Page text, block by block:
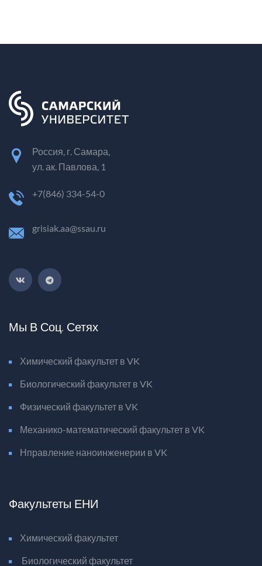
Россия, г. Самара,
ул. ак. Павлова, 1
+7(846) 334-54-0
grisiak.aa@ssau.ru
Мы В Соц. Сетях
Химический факультет в VK
Биологический факультет в VK
Физический факультет в VK
Механико-математический факультет в VK
Нправление наноинженерии в VK
Факультеты ЕНИ
Химический факультет
Биологический факультет